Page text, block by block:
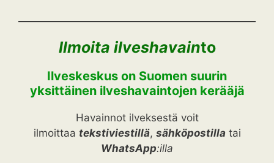
Ilmoita ilveshavainto
Ilveskeskus on Suomen suurin
yksittäinen ilveshavaintojen kerääjä
Havainnot ilveksestä voit
ilmoittaa tekstiviestillä, sähköpostillatai
WhatsApp:illa